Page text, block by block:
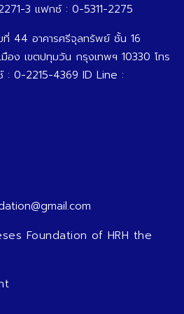
3 แฟกซ์ : 0-5311-2275
ที่ 44 อาคารศรีจุลทรัพย์ ชั้น 16
มือง เขตปทุมวัน กรุงเทพฯ 10330 โทร
: 0-2215-4369 ID Line :
Foundation of HRH the